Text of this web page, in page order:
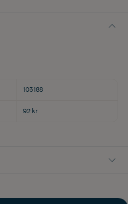
103188
92 kr